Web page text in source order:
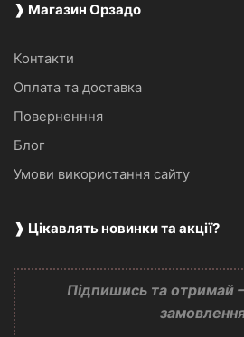
❱ Магазин Орзадо
Контакти
Оплата та доставка
Поверненння
Блог
Умови використання сайту
❱ Цікавлять новинки та акції?
Підпишись та отримай